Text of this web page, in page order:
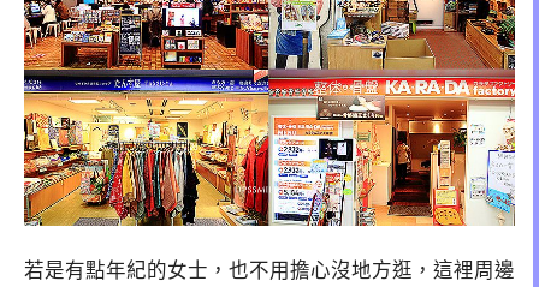
若是有點年紀的女士，也不用擔心沒地方逛，這裡周邊